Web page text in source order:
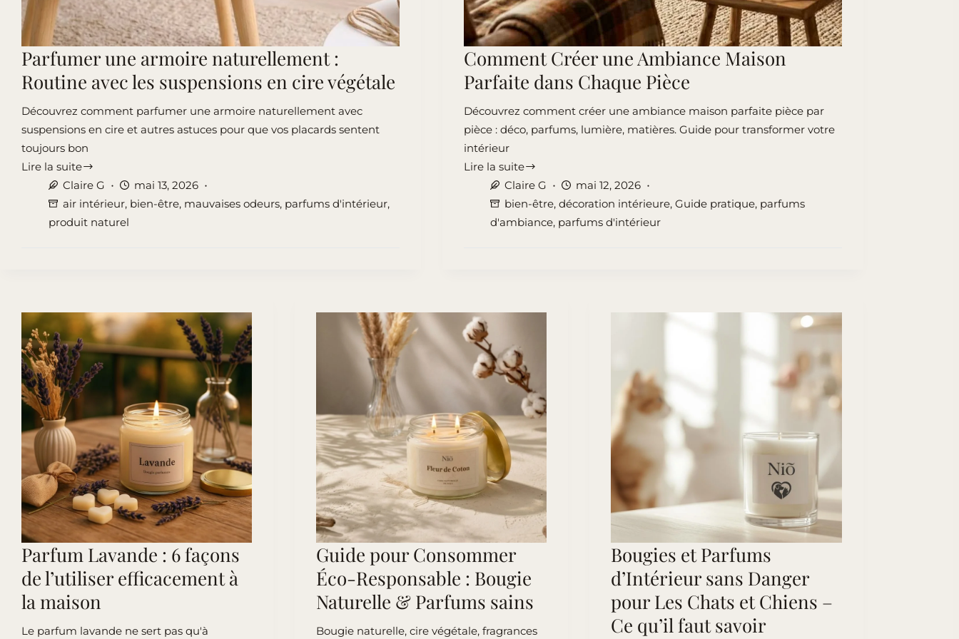
Parfumer une armoire naturellement :
Routine avec les suspensions en cire végétale
Découvrez comment parfumer une armoire naturellement avec
suspensions en cire et autres astuces pour que vos placards sentent
toujours bon
Lire la suite
Parfumer
armoire
naturellement
suspensions
en
cire
végétale
Claire G
mai 13, 2026
air intérieur, bien-être, mauvaises odeurs, parfums d'intérieur,
produit naturel
Comment Créer une Ambiance Maison
Parfaite dans Chaque Pièce
Découvrez comment créer une ambiance maison parfaite pièce par
pièce : déco, parfums, lumière, matières. Guide pour transformer votre
intérieur
Lire la suite
Comment
Créer
Ambiance
Pièce
Claire G
mai 12, 2026
bien-être,décoration intérieure,Guide pratique, parfums
d'ambiance, parfums d'intérieur
Parfum Lavande : 6 façons
de l’utiliser efficacement à
la maison
Le parfum lavande ne sert pas qu'à
Guide pour Consommer
Éco-Responsable : Bougie
Naturelle & Parfums sains
Bougie naturelle, cire végétale, fragrances
Bougies et Parfums
d’Intérieur sans Danger
pour Les Chats et Chiens –
Ce qu’il faut savoir